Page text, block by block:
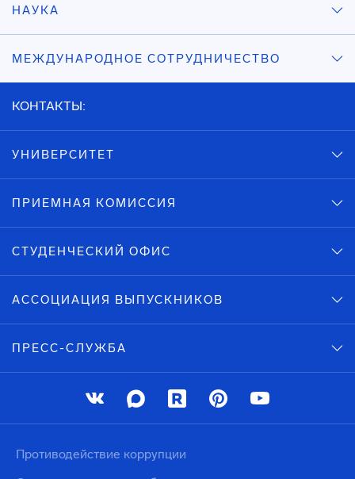
НАУКА
МЕЖДУНАРОДНОЕ СОТРУДНИЧЕСТВО
КОНТАКТЫ:
УНИВЕРСИТЕТ
ПРИЕМНАЯ КОМИССИЯ
СТУДЕНЧЕСКИЙ ОФИС
АССОЦИАЦИЯ ВЫПУСКНИКОВ
ПРЕСС-СЛУЖБА
Противодействие коррупции